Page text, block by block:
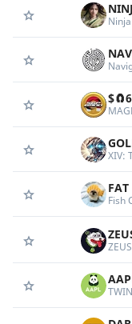
NAV
FAT
Fish
ZEUS